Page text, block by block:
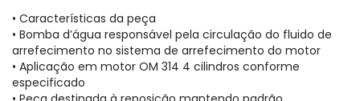
• Características da peça
• Bomba d’água responsável pela circulação do fluido de
arrefecimento no sistema de arrefecimento do motor
• Aplicação em motor OM 314 4 cilindros conforme
especificado